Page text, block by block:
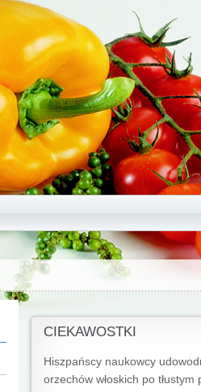
CIEKAWOSTKI
Hiszpańscy naukowcy
orzechów włoskich po tłustym